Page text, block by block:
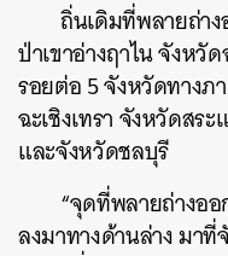
ถิ่นเดิมที่พลายถ่า
ป่าเขาอ่างฤาไน จังหวั
รอยต่อ 5 จังหวัดทาง
ฉะเชิงเทรา จังหวัดสร
และจังหวัดชลบุรี
“จุดที่พลายถ่างออ
ลงมาทางด้านล่าง มา